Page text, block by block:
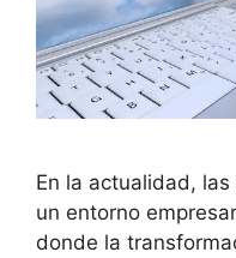
En la actualidad,
un entorno
donde la